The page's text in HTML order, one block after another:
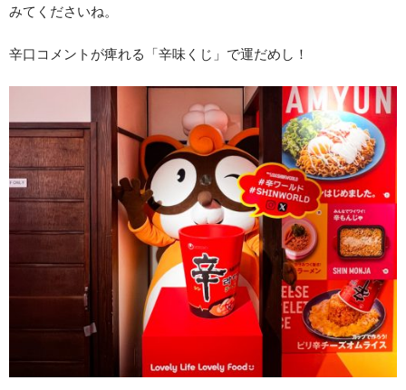
みてくださいね。
辛口コメントが痺れる「辛味くじ」で運だめし！